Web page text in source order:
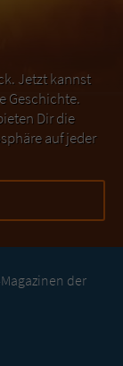
Jetzt kannst
Geschichte.
Dir die
auf jeder
der